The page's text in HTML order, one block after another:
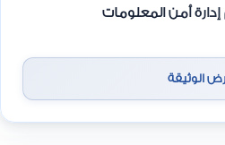
أمن المعلومات
الوثيقة